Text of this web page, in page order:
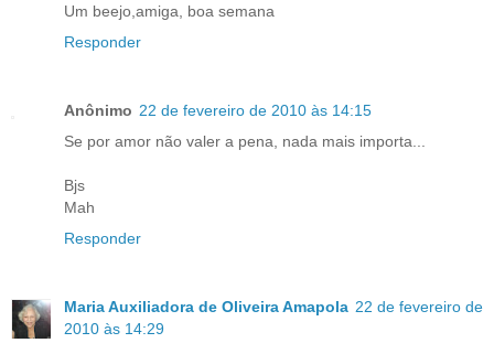
Um beejo,amiga, boa semana
Responder
Anônimo 22 de fevereiro de 2010 às 14:15
Se por amor não valer a pena, nada mais importa...
Bjs
Mah
Responder
Maria Auxiliadora de Oliveira Amapola 22 de fevereiro de
2010 às 14:29